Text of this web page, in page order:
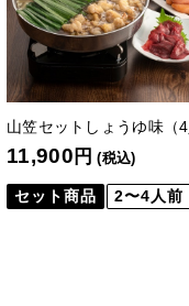
山笠セットしょうゆ味（4
11,900 円 (税込)
セット商品 2〜4人前